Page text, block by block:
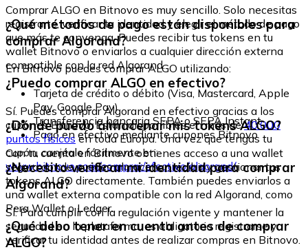
Comprar ALGO en Bitnovo es muy sencillo. Solo necesitas
registrarte, verificar tu identidad y elegir el método de pago
que más te convenga. Puedes recibir tus tokens en tu
wallet Bitnovo o enviarlos a cualquier dirección externa
compatible con la red Algorand.
¿Qué métodos de pago están disponibles para
comprar Algorand?
En Bitnovo puedes comprar ALGO utilizando:
Tarjeta de crédito o débito (Visa, Mastercard, Apple
Pay, Google Pay)
Transferencia bancaria SEPA o SEPA Instant
Pago en efectivo mediante cupones Bitnovo
¿Puedo comprar ALGO en efectivo?
Sí. Puedes comprar Algorand en efectivo gracias a los
cupones Bitnovo. Están disponibles en más de40.000
puntos físicos en toda Europa. Una vez que tengas tu
cupón, canjéalo fácilmente en:
www.bitnovo.com/comprar/efectivo/algorand/
¿Dónde puedo almacenar mis tokens ALGO?
Con tu cuenta en Bitnovo obtienes acceso a una wallet
segura donde puedes almacenar, recibir y gestionar tus
tokens ALGO directamente. También puedes enviarlos a
una wallet externa compatible con la red Algorand, como
Pera Wallet o Ledger.
¿Necesito verificar mi identidad para comprar
Algorand?
Sí. Para cumplir con la regulación vigente y mantener la
seguridad en la plataforma, es obligatorio registrarse y
verificar tu identidad antes de realizar compras en Bitnovo.
¿Qué debo tener en cuenta antes de comprar
ALGO?